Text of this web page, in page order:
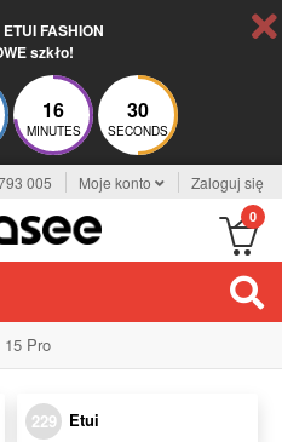
FASHION
szkło!
16
MINUTES
30
SECONDS
005 Moje konto Zaloguj się
0
15 Pro
229 Etui